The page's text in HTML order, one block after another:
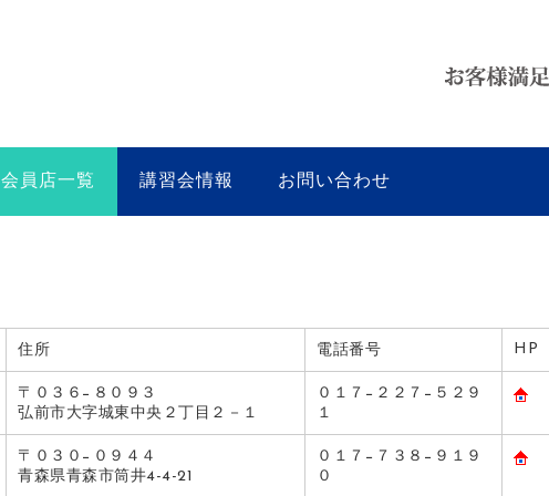
会員店一覧 講習会情報 お問い合わせ
住所 電話番号 HP
〒０３６−８０９３
弘前市大字城東中央２丁目２－１
０１７−２２７−５２９
１
〒０３０−０９４４
青森県青森市筒井4-4-21
０１７−７３８−９１９
０